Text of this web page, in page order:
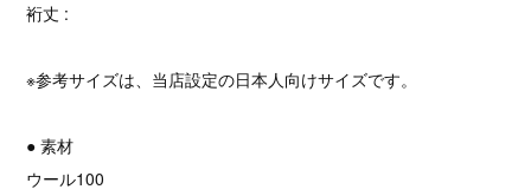
裄丈 :
※参考サイズは、当店設定の日本人向けサイズです。
● 素材
ウール100